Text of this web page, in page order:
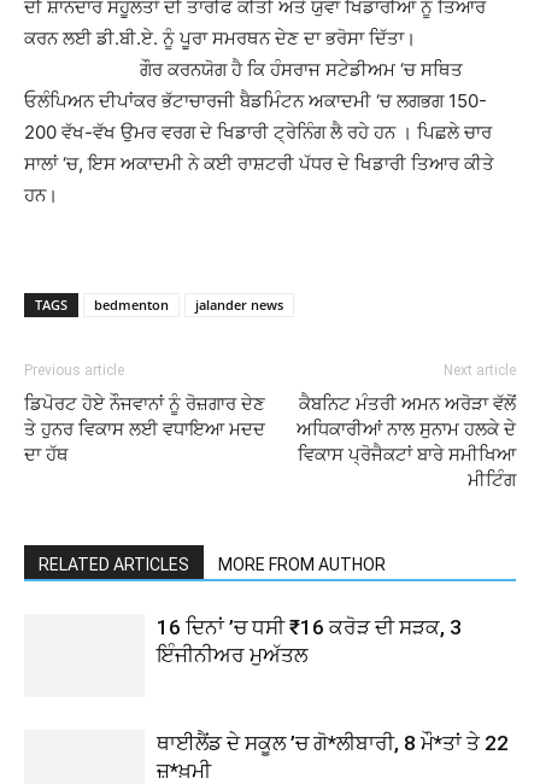
ਦੀ ਸ਼ਾਨਦਾਰ ਸਹੂਲਤਾਂ ਦੀ ਤਾਰੀਫ ਕੀਤੀ ਅਤੇ ਯੁਵਾ ਖਿਡਾਰੀਆਂ ਨੂੰ ਤਿਆਰ
ਕਰਨ ਲਈ ਡੀ.ਬੀ.ਏ. ਨੂੰ ਪੂਰਾ ਸਮਰਥਨ ਦੇਣ ਦਾ ਭਰੋਸਾ ਦਿੱਤਾ।
ਗੌਰ ਕਰਨਯੋਗ ਹੈ ਕਿ ਹੰਸਰਾਜ ਸਟੇਡੀਅਮ ‘ਚ ਸਥਿਤ
ਓਲੰਪਿਅਨ ਦੀਪਾਂਕਰ ਭੱਟਾਚਾਰਜੀ ਬੈਡਮਿੰਟਨ ਅਕਾਦਮੀ ‘ਚ ਲਗਭਗ 150-
200 ਵੱਖ-ਵੱਖ ਉਮਰ ਵਰਗ ਦੇ ਖਿਡਾਰੀ ਟ੍ਰੇਨਿੰਗ ਲੈ ਰਹੇ ਹਨ । ਪਿਛਲੇ ਚਾਰ
ਸਾਲਾਂ ‘ਚ, ਇਸ ਅਕਾਦਮੀ ਨੇ ਕਈ ਰਾਸ਼ਟਰੀ ਪੱਧਰ ਦੇ ਖਿਡਾਰੀ ਤਿਆਰ ਕੀਤੇ
ਹਨ।
TAGS bedmenton jalander news
Previous article
ਡਿਪੋਰਟ ਹੋਏ ਨੌਜਵਾਨਾਂ ਨੂੰ ਰੋਜ਼ਗਾਰ ਦੇਣ
ਤੇ ਹੁਨਰ ਵਿਕਾਸ ਲਈ ਵਧਾਇਆ ਮਦਦ
ਦਾ ਹੱਥ
Next article
ਕੈਬਨਿਟ ਮੰਤਰੀ ਅਮਨ ਅਰੋੜਾ ਵੱਲੋਂ
ਅਧਿਕਾਰੀਆਂ ਨਾਲ ਸੁਨਾਮ ਹਲਕੇ ਦੇ
ਵਿਕਾਸ ਪ੍ਰੋਜੈਕਟਾਂ ਬਾਰੇ ਸਮੀਖਿਆ
ਮੀਟਿੰਗ
RELATED ARTICLES MORE FROM AUTHOR
16 ਦਿਨਾਂ ’ਚ ਧਸੀ ₹16 ਕਰੋੜ ਦੀ ਸੜਕ, 3
ਇੰਜੀਨੀਅਰ ਮੁਅੱਤਲ
ਥਾਈਲੈਂਡ ਦੇ ਸਕੂਲ ’ਚ ਗੋ*ਲੀਬਾਰੀ, 8 ਮੌ*ਤਾਂ ਤੇ 22
ਜ਼*ਖ਼ਮੀ